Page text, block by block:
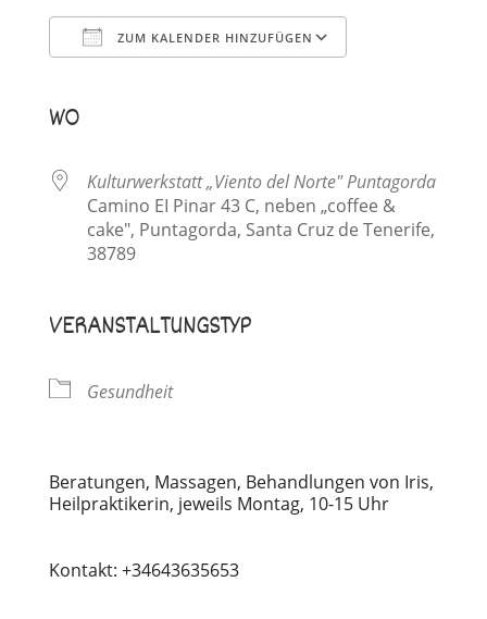
ZUM KALENDER HINZUFÜGEN
WO
Kulturwerkstatt „Viento del Norte" Puntagorda
Camino EI Pinar 43 C, neben „coffee &
cake", Puntagorda, Santa Cruz de Tenerife,
38789
VERANSTALTUNGSTYP
Gesundheit
Beratungen, Massagen, Behandlungen von Iris,
Heilpraktikerin, jeweils Montag, 10-15 Uhr
Kontakt: +34643635653